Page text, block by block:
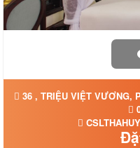
36 , TRIỆU VIỆT VƯƠNG,